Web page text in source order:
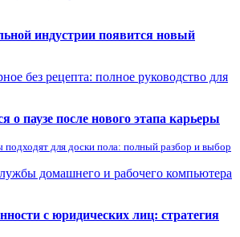
индустрии появится новый
без рецепта: полное руководство для
о паузе после нового этапа карьеры
для доски пола: полный разбор и выбор
домашнего и рабочего компьютера
с юридических лиц: стратегия